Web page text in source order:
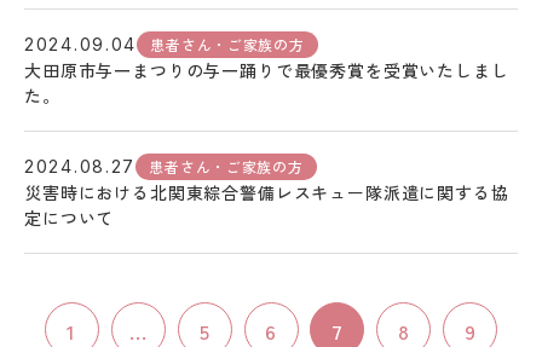
2024.09.04 患者さん・ご家族の方
大田原市与一まつりの与一踊りで最優秀賞を受賞いたしまし
た。
2024.08.27 患者さん・ご家族の方
災害時における北関東綜合警備レスキュー隊派遣に関する協
定について
1 ... 5 6 7 8 9